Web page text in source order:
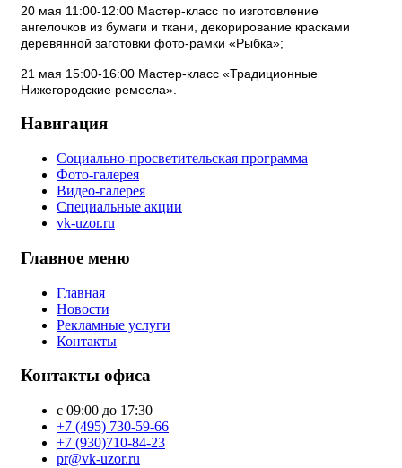
20 мая 11:00-12:00 Мастер-класс по изготовление
ангелочков из бумаги и ткани, декорирование красками
деревянной заготовки фото-рамки «Рыбка»;
21 мая 15:00-16:00 Мастер-класс «Традиционные
Нижегородские ремесла».
Навигация
Социально-просветительская программа
Фото-галерея
Видео-галерея
Специальные акции
vk-uzor.ru
Главное меню
Главная
Новости
Рекламные услуги
Контакты
Контакты офиса
с 09:00 до 17:30
+7 (495) 730-59-66
+7 (930)710-84-23
pr@vk-uzor.ru